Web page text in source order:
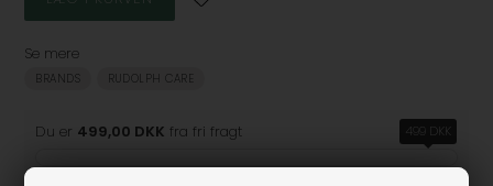
Se mere
BRANDS RUDOLPH CARE
Du er 499,00 DKK fra fri fragt 499 DKK